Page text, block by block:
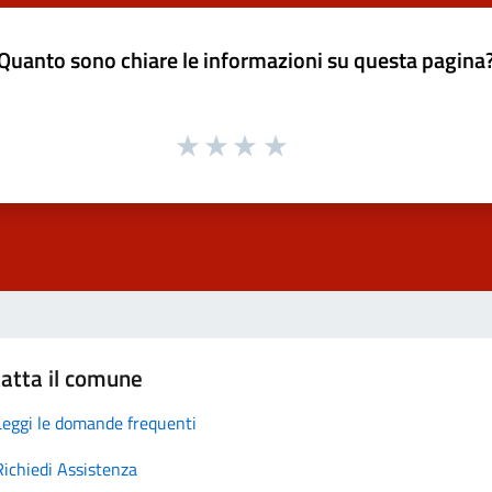
sono chiare le informazioni su questa
il comune
le domande frequenti
Assistenza